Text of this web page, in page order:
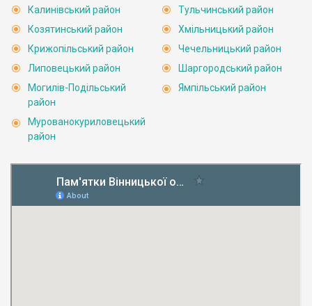
Калинівський район
Козятинський район
Крижопільський район
Липовецький район
Могилів-Подільський
район
Мурованокуриловецький
район
Тульчинський район
Хмільницький район
Чечельницький район
Шаргородський район
Ямпільський район